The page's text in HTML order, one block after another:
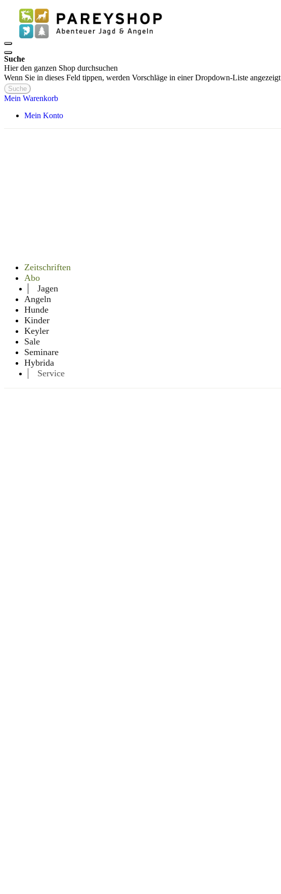
Suche
Hier den ganzen Shop durchsuchen
Wenn Sie in dieses Feld tippen, werden Vorschläge in einer Dropdown-Liste angezeigt
Suche
Mein Warenkorb
Mein Konto
Zeitschriften
Abo
Jagen
Angeln
Hunde
Kinder
Keyler
Sale
Seminare
Hybrida
Service